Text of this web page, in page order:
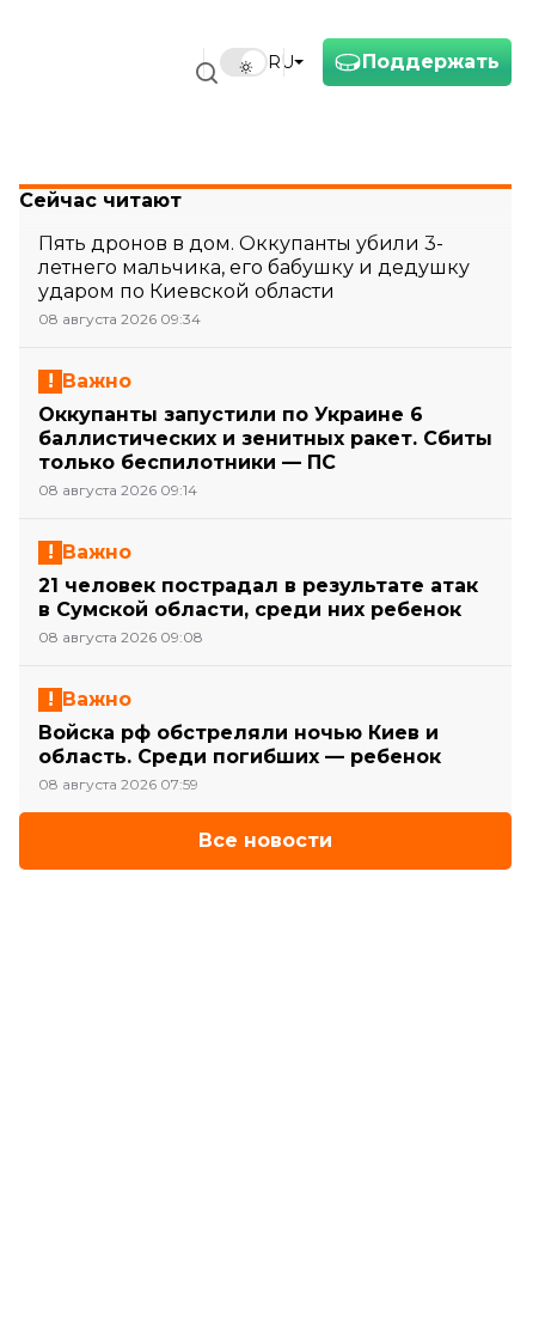
Поддержать
RU
Сейчас читают
Пять дронов в дом. Оккупанты убили 3-
летнего мальчика, его бабушку и дедушку
ударом по Киевской области
08 августа 2026 09:34
Важно
Оккупанты запустили по Украине 6
баллистических и зенитных ракет. Сбиты
только беспилотники — ПС
08 августа 2026 09:14
Важно
21 человек пострадал в результате атак
в Сумской области, среди них ребенок
08 августа 2026 09:08
Важно
Войска рф обстреляли ночью Киев и
область. Среди погибших — ребенок
08 августа 2026 07:59
Все новости